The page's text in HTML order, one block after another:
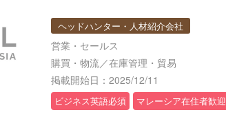
ヘッドハンター・人材紹介会社
営業・セールス
購買・物流／在庫管理・貿易
掲載開始日：2025/12/11
ビジネス英語必須 マレーシア在住者歓迎